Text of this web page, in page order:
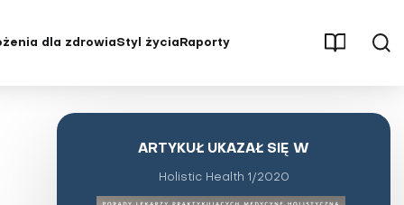
dla zdrowiaStyl życia Raporty
ARTYKUŁ UKAZAŁ SIĘ W
Holistic Health 1/2020